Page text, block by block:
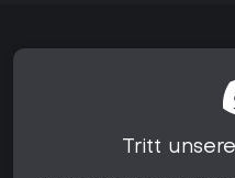
Tritt